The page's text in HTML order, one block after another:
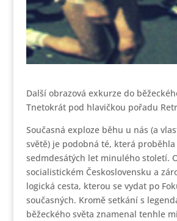
Další obrazová exkurze do
Tnetokrát pod hlavičkou pořadu
Současná exploze běhu u nás (a
světě) je podobná té, která
sedmdesátých let minulého století.
socialistickém Československu a
logická cesta, kterou se vydat po
současných. Kromě setkání s
běžeckého světa znamenal tenhle